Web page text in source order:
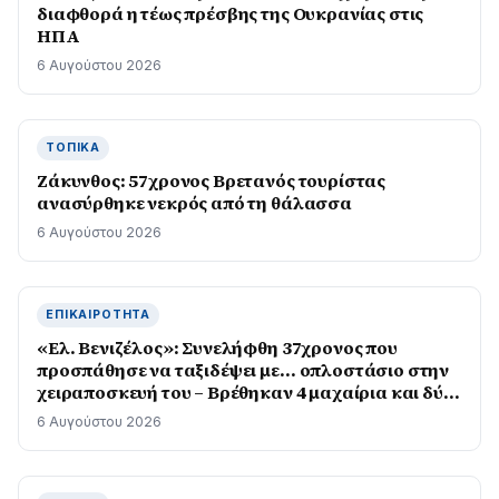
διαφθορά η τέως πρέσβης της Ουκρανίας στις
ΗΠΑ
6 Αυγούστου 2026
ΤΟΠΙΚΆ
Ζάκυνθος: 57χρονος Βρετανός τουρίστας
ανασύρθηκε νεκρός από τη θάλασσα
6 Αυγούστου 2026
ΕΠΙΚΑΙΡΌΤΗΤΑ
«Ελ. Βενιζέλος»: Συνελήφθη 37χρονος που
προσπάθησε να ταξιδέψει με… οπλοστάσιο στην
χειραποσκευή του – Βρέθηκαν 4 μαχαίρια και δύο
ψαλίδια κλαδέματος
6 Αυγούστου 2026